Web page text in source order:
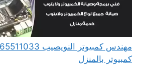
كمبيوتر بالمنزل